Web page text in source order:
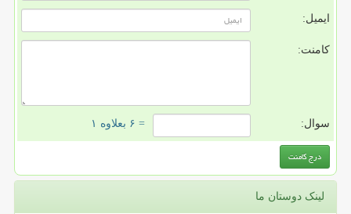
ایمیل:
کامنت:
سوال: = ۶ بعلاوه ۱
لینک دوستان ما